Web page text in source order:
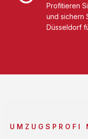
Profitieren
und sichern
Düsseldorf
UMZUGSPROFI